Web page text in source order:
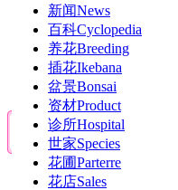
新闻News
百科Cyclopedia
养花Breeding
插花Ikebana
盆景Bonsai
资材Product
诊所Hospital
世家Species
花圃Parterre
花店Sales